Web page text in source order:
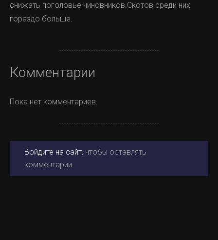
снижать поголовье чиновников.Скотов среди них
гораздо больше.
Комментарии
Пока нет комментариев.
Войдите на сайт, чтобы оставлять
комментарии.